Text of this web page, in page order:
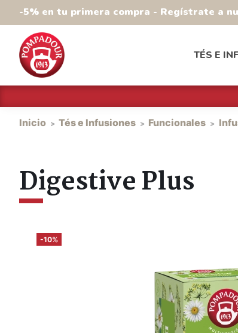
-5% en tu primera compra - Regístrate a
TÉS E
Inicio Tés e Infusiones Funcionales
Digestive Plus
-10%